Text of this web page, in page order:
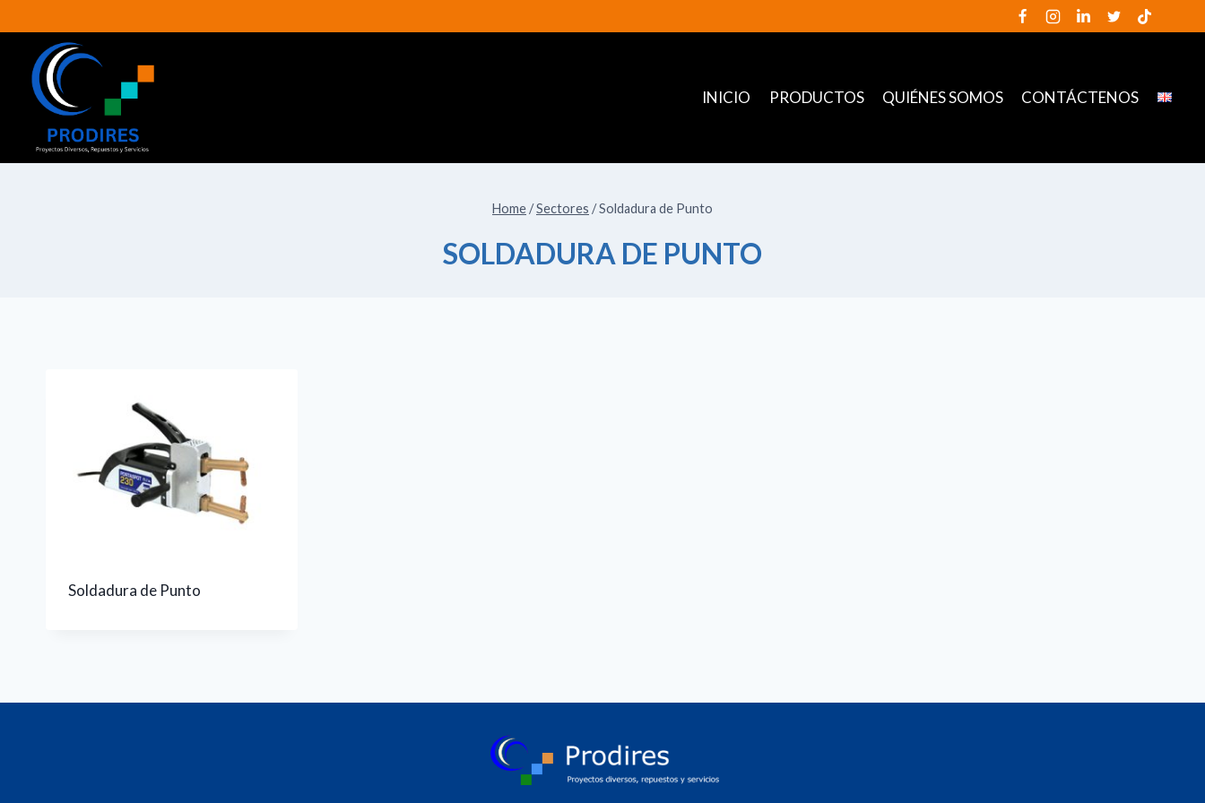
INICIO PRODUCTOS QUIÉNES SOMOS CONTÁCTENOS
Home/Sectores /Soldadura de Punto
SOLDADURA DE PUNTO
Soldadura de Punto